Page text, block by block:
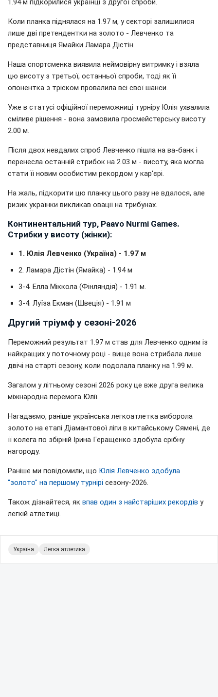
Коли планка піднялася на 1.97 м, у секторі залишилися
лише дві претендентки на золото - Левченко та
представниця Ямайки Ламара Дістін.
Наша спортсменка виявила неймовірну витримку і взяла
цю висоту з третьої, останньої спроби, тоді як її
опонентка з тріском провалила всі свої шанси.
Уже в статусі офіційної переможниці турніру Юлія ухвалила
сміливе рішення - вона замовила гросмейстерську висоту
2.00 м.
Після двох невдалих спроб Левченко пішла на ва-банк і
перенесла останній стрибок на 2.03 м - висоту, яка могла
стати її новим особистим рекордом у кар'єрі.
На жаль, підкорити цю планку цього разу не вдалося, але
ризик українки викликав овації на трибунах.
Континентальний тур, Paavo Nurmi Games.
Стрибки у висоту (жінки):
1. Юлія Левченко (Україна) - 1.97 м
2. Ламара Дістін (Ямайка) - 1.94 м
3-4. Елла Міккола (Фінляндія) - 1.91 м.
3-4. Луїза Екман (Швеція) - 1.91 м
Другий тріумф у сезоні-2026
Переможний результат 1.97 м став для Левченко одним із
найкращих у поточному році - вище вона стрибала лише
двічі на старті сезону, коли подолала планку на 1.99 м.
Загалом у літньому сезоні 2026 року це вже друга велика
міжнародна перемога Юлії.
Нагадаємо, раніше українська легкоатлетка виборола
золото на етапі Діамантової ліги в китайському Сямені, де
її колега по збірній Ірина Геращенко здобула срібну
нагороду.
Раніше ми повідомили, що Юлія Левченко здобула
"золото" на першому турнірі сезону-2026.
Також дізнайтеся, як впав один з найстаріших рекордів у
легкій атлетиці.
Україна Легка атлетика